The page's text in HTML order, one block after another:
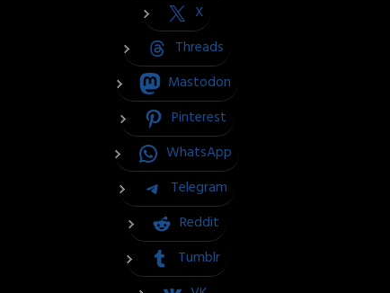
X
Threads
Mastodon
Pinterest
WhatsApp
Telegram
Reddit
Tumblr